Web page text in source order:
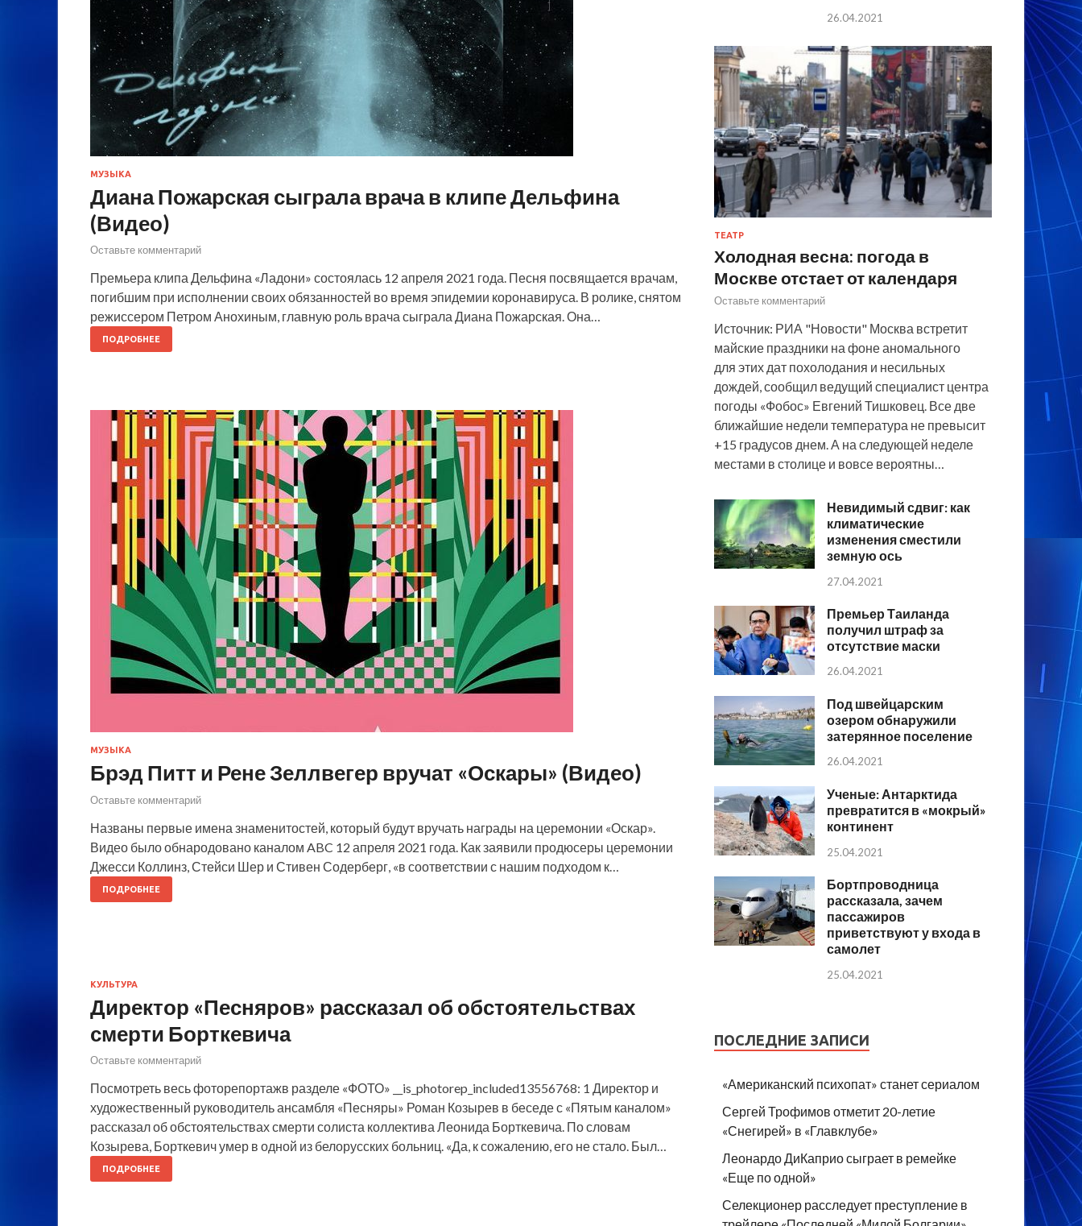
МУЗЫКА
Диана Пожарская сыграла врача в клипе Дельфина
(Видео)
Оставьте комментарий
Премьера клипа Дельфина «Ладони» состоялась 12 апреля 2021 года. Песня посвящается врачам,
погибшим при исполнении своих обязанностей во время эпидемии коронавируса. В ролике, снятом
режиссером Петром Анохиным, главную роль врача сыграла Диана Пожарская. Она…
ПОДРОБНЕЕ
МУЗЫКА
Брэд Питт и Рене Зеллвегер вручат «Оскары» (Видео)
Оставьте комментарий
Названы первые имена знаменитостей, который будут вручать награды на церемонии «Оскар».
Видео было обнародовано каналом ABC 12 апреля 2021 года. Как заявили продюсеры церемонии
Джесси Коллинз, Стейси Шер и Стивен Содерберг, «в соответствии с нашим подходом к…
ПОДРОБНЕЕ
КУЛЬТУРА
Директор «Песняров» рассказал об обстоятельствах
смерти Борткевича
Оставьте комментарий
Посмотреть весь фоторепортажв разделе «ФОТО» __is_photorep_included13556768: 1 Директор и
художественный руководитель ансамбля «Песняры» Роман Козырев в беседе с «Пятым каналом»
рассказал об обстоятельствах смерти солиста коллектива Леонида Борткевича. По словам
Козырева, Борткевич умер в одной из белорусских больниц. «Да, к сожалению, его не стало. Был…
ПОДРОБНЕЕ
26.04.2021
ТЕАТР
Холодная весна: погода в
Москве отстает от календаря
Оставьте комментарий
Источник: РИА "Новости" Москва встретит
майские праздники на фоне аномального
для этих дат похолодания и несильных
дождей, сообщил ведущий специалист центра
погоды «Фобос» Евгений Тишковец. Все две
ближайшие недели температура не превысит
+15 градусов днем. А на следующей неделе
местами в столице и вовсе вероятны…
Невидимый сдвиг: как
климатические
изменения сместили
земную ось
27.04.2021
Премьер Таиланда
получил штраф за
отсутствие маски
26.04.2021
Под швейцарским
озером обнаружили
затерянное поселение
26.04.2021
Ученые: Антарктида
превратится в «мокрый»
континент
25.04.2021
Бортпроводница
рассказала, зачем
пассажиров
приветствуют у входа в
самолет
25.04.2021
ПОСЛЕДНИЕ ЗАПИСИ
«Американский психопат» станет сериалом
Сергей Трофимов отметит 20-летие
«Снегирей» в «Главклубе»
Леонардо ДиКаприо сыграет в ремейке
«Еще по одной»
Селекционер расследует преступление в